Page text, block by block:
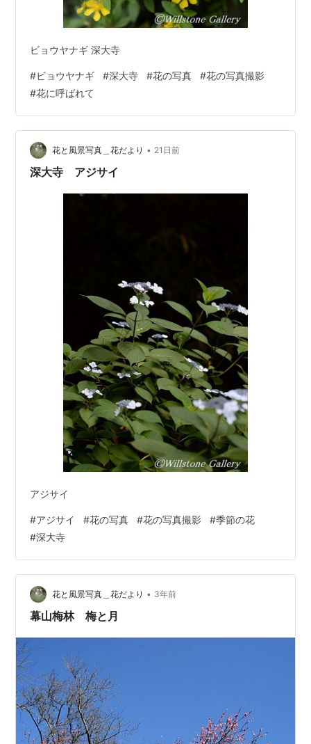
ビョウヤナギ 深大寺
#ビョウヤナギ #深大寺 #花の写真 #花の写真撮影
#花に呼ばれて
花と風景写真＿花だより • 21日前
深大寺 アジサイ
アジサイ
#アジサイ #花の写真 #花の写真撮影 #季節の花
#深大寺
花と風景写真＿花だより • 3年前
幕山梅林 梅と月